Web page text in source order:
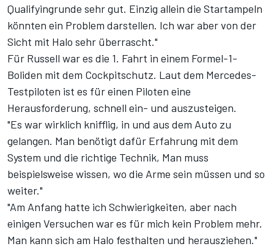
Qualifyingrunde sehr gut. Einzig allein die Startampeln
könnten ein Problem darstellen. Ich war aber von der
Sicht mit Halo sehr überrascht."
Für Russell war es die 1. Fahrt in einem Formel-1-
Boliden mit dem Cockpitschutz. Laut dem Mercedes-
Testpiloten ist es für einen Piloten eine
Herausforderung, schnell ein- und auszusteigen.
"Es war wirklich knifflig, in und aus dem Auto zu
gelangen. Man benötigt dafür Erfahrung mit dem
System und die richtige Technik, Man muss
beispielsweise wissen, wo die Arme sein müssen und so
weiter."
"Am Anfang hatte ich Schwierigkeiten, aber nach
einigen Versuchen war es für mich kein Problem mehr.
Man kann sich am Halo festhalten und herausziehen."